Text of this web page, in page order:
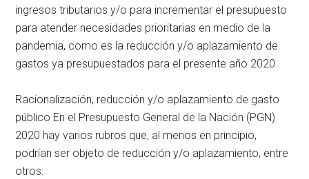
ingresos tributarios y/o para incrementar el presupuesto
para atender necesidades prioritarias en medio de la
pandemia, como es la reducción y/o aplazamiento de
gastos ya presupuestados para el presente año 2020.
Racionalización, reducción y/o aplazamiento de gasto
público En el Presupuesto General de la Nación (PGN)
2020 hay varios rubros que, al menos en principio,
podrían ser objeto de reducción y/o aplazamiento, entre
otros: